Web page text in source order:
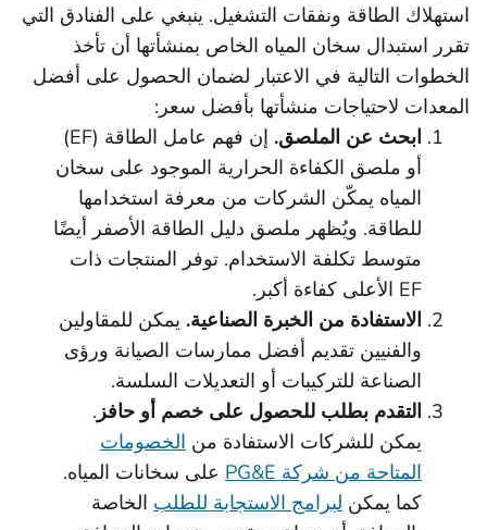
استهلاك الطاقة ونفقات التشغيل. ينبغي على الفنادق التي
تقرر استبدال سخان المياه الخاص بمنشأتها أن تأخذ
الخطوات التالية في الاعتبار لضمان الحصول على أفضل
المعدات لاحتياجات منشأتها بأفضل سعر:
ابحث عن الملصق.
إن فهم عامل الطاقة (EF)
أو ملصق الكفاءة الحرارية الموجود على سخان
المياه يمكّن الشركات من معرفة استخدامها
للطاقة. ويُظهر ملصق دليل الطاقة الأصفر أيضًا
متوسط تكلفة الاستخدام. توفر المنتجات ذات
EF الأعلى كفاءة أكبر.
الاستفادة من الخبرة الصناعية. يمكن للمقاولين
والفنيين تقديم أفضل ممارسات الصيانة ورؤى
الصناعة للتركيبات أو التعديلات السلسة.
التقدم بطلب للحصول على خصم أو حافز .
يمكن للشركات الاستفادة من الخصومات
المتاحة من شركة PG&E
على سخانات المياه.
كما يمكن لبرامج الاستجابة للطلب الخاصة